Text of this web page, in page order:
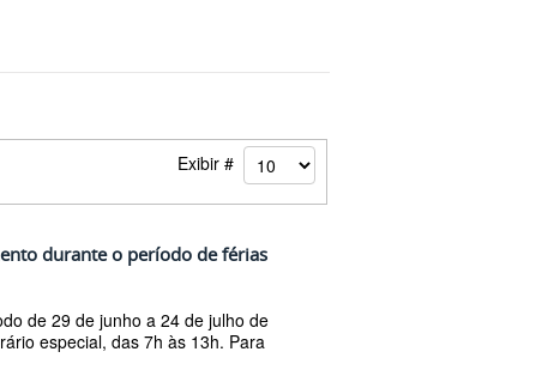
Exibir #
durante o período de férias
de 29 de junho a 24 de julho de
especial, das 7h às 13h. Para